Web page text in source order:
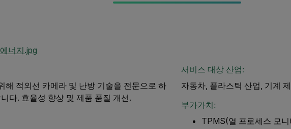
해 적외선 카메라 및 난방 기술을 전문으로 하
다. 효율성 향상 및 제품 품질 개선.
서비스 대상 산업:
자동차, 플라스틱 산업, 기계
부가가치:
TPMS(열 프로세스 모